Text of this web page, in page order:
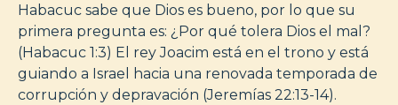
Habacuc sabe que Dios es bueno, por lo que su
primera pregunta es: ¿Por qué tolera Dios el mal?
(Habacuc 1:3) El rey Joacim está en el trono y está
guiando a Israel hacia una renovada temporada de
corrupción y depravación (Jeremías 22:13-14).